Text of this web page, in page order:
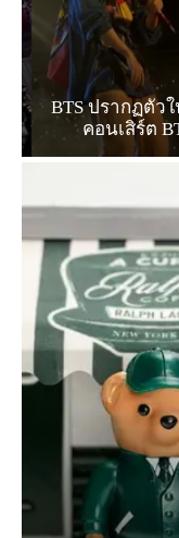
BTS ปรากฏตัวใ
คอนเสิร์ต